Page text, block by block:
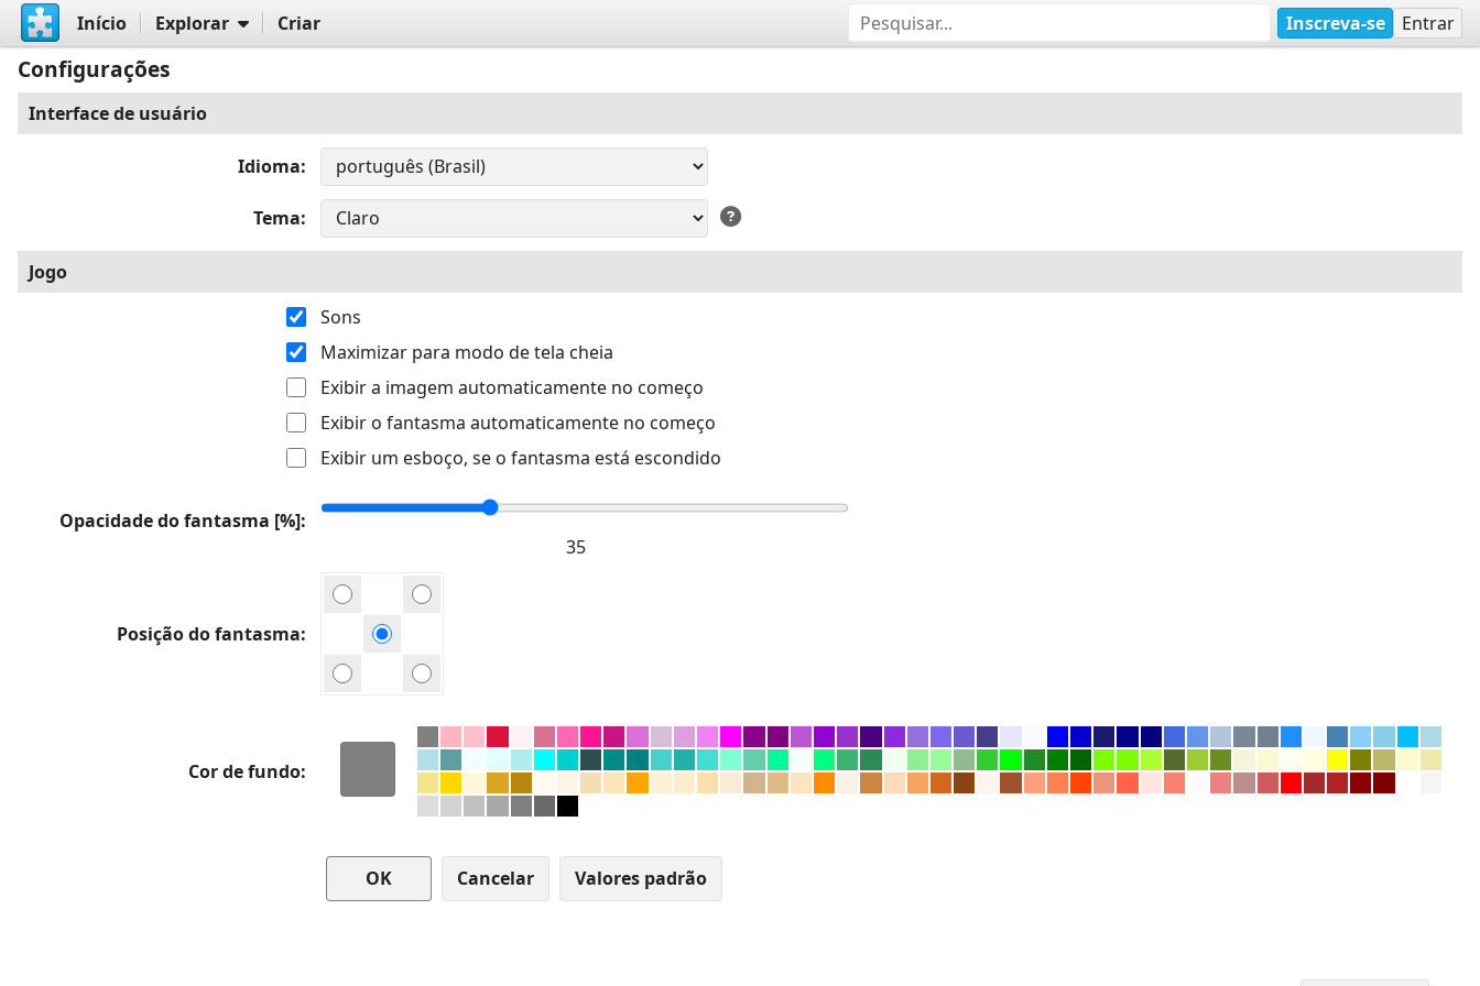
Início Explorar Criar Inscreva-se Entrar
Configurações
Interface de usuário
Idioma
Tema
Jogo
Sons
Maximizar para modo de tela cheia
Exibir a imagem automaticamente no começo
Exibir o fantasma automaticamente no começo
Exibir um esboço, se o fantasma está escondido
Opacidade do fantasma [%]
Posição do fantasma
Cor de fundo
Cancelar